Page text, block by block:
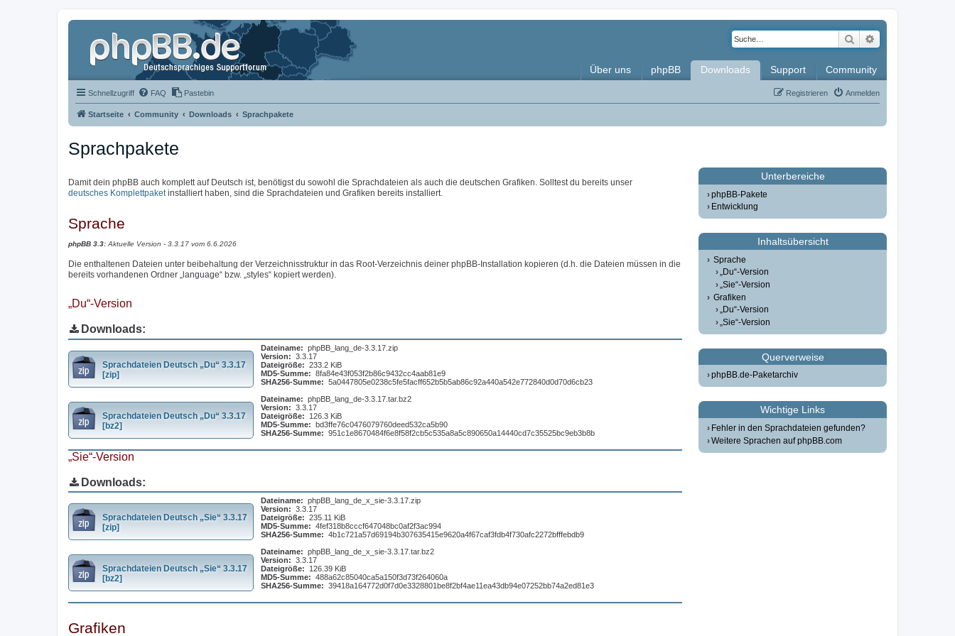
Suche
Über uns phpBB Downloads Support Community
Schnellzugriff FAQ Pastebin Anmelden
Registrieren
Startseite Community Downloads Sprachpakete
Sprachpakete
Damit dein phpBB auch komplett auf Deutsch ist, benötigst du sowohl die Sprachdateien als auch die deutschen Grafiken. Solltest du bereits unser
deutsches Komplettpaketinstalliert haben, sind die Sprachdateien und Grafiken bereits installiert.
Sprache
phpBB 3.3:Aktuelle Version - 3.3.17 vom 6.6.2026
Die enthaltenen Dateien unter beibehaltung der Verzeichnisstruktur in das Root-Verzeichnis deiner phpBB-Installation kopieren (d.h. die Dateien müssen in die
bereits vorhandenen Ordner „language“ bzw. „styles“ kopiert werden).
„Du“-Version
Downloads:
Sprachdateien Deutsch „Du“ 3.3.17
[zip]
Dateiname: phpBB_lang_de-3.3.17.zip
Version: 3.3.17
Dateigröße: 233.2 KiB
MD5-Summe: 8fa84e43f053f2b86c9432cc4aab81e9
SHA256-Summe: 5a0447805e0238c5fe5facff652b5b5ab86c92a440a542e772840d0d70d6cb23
Sprachdateien Deutsch „Du“ 3.3.17
[bz2]
Dateiname: phpBB_lang_de-3.3.17.tar.bz2
Version: 3.3.17
Dateigröße:
126.3 KiB
MD5-Summe: bd3ffe76c0476079760deed532ca5b90
SHA256-Summe: 951c1e8670484f6e8f58f2cb5c535a8a5c890650a14440cd7c35525bc9eb3b8b
„Sie“-Version
Downloads:
Sprachdateien Deutsch „Sie“ 3.3.17
[zip]
Dateiname: phpBB_lang_de_x_sie-3.3.17.zip
Version: 3.3.17
Dateigröße: 235.11 KiB
MD5-Summe: 4fef318b8cccf647048bc0af2f3ac994
SHA256-Summe: 4b1c721a57d69194b307635415e9620a4f67caf3fdb4f730afc2272bfffebdb9
Sprachdateien Deutsch „Sie“ 3.3.17
[bz2]
Dateiname: phpBB_lang_de_x_sie-3.3.17.tar.bz2
Version: 3.3.17
Dateigröße:
126.39 KiB
MD5-Summe: 488a62c85040ca5a150f3d73f264060a
SHA256-Summe: 39418a164772d0f7d0e3328801be8f2bf4ae11ea43db94e07252bb74a2ed81e3
Grafiken
Unterbereiche
phpBB-Pakete
Entwicklung
Inhaltsübersicht
Sprache
„Du“-Version
„Sie“-Version
Grafiken
„Du“-Version
„Sie“-Version
Querverweise
phpBB.de-Paketarchiv
Wichtige Links
Fehler in den Sprachdateien gefunden?
Weitere Sprachen auf phpBB.com